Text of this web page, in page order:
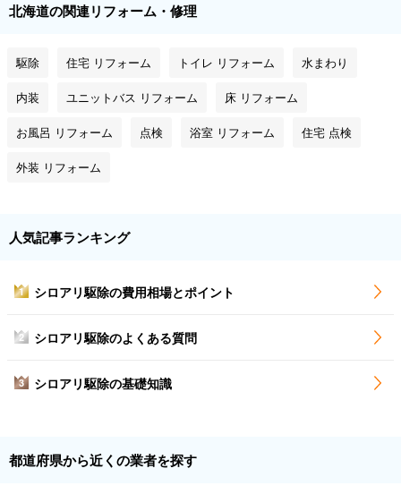
北海道の関連リフォーム・修理
駆除 住宅 リフォーム トイレ リフォーム 水まわり
内装 ユニットバス リフォーム 床 リフォーム
お風呂 リフォーム 点検 浴室 リフォーム 住宅 点検
外装 リフォーム
人気記事ランキング
1 シロアリ駆除の費用相場とポイント
2 シロアリ駆除のよくある質問
3 シロアリ駆除の基礎知識
都道府県から近くの業者を探す